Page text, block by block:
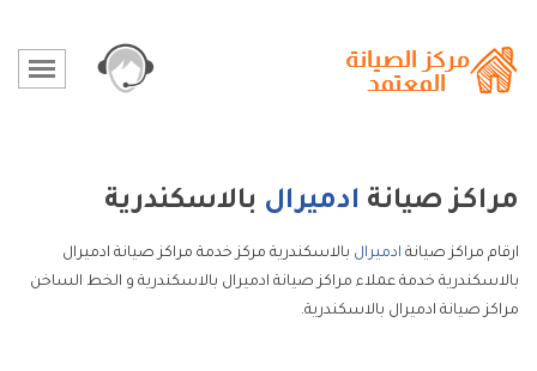
مراكز صيانة ادميرال بالاسكندرية
ارقام مراكز صيانة ادميرال بالاسكندرية مركز خدمة مراكز صيانة ادميرال
بالاسكندرية خدمة عملاء مراكز صيانة ادميرال بالاسكندرية و الخط الساخن
مراكز صيانة ادميرال بالاسكندرية.